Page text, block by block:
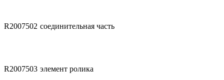
R2007502 соединительная часть
R2007503 элемент ролика